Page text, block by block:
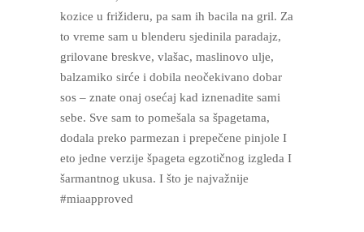
kozice u frižideru, pa sam ih bacila na gril. Za
to vreme sam u blenderu sjedinila paradajz,
grilovane breskve, vlašac, maslinovo ulje,
balzamiko sirće i dobila neočekivano dobar
sos – znate onaj osećaj kad iznenadite sami
sebe. Sve sam to pomešala sa špagetama,
dodala preko parmezan i prepečene pinjole I
eto jedne verzije špageta egzotičnog izgleda I
šarmantnog ukusa. I što je najvažnije
#miaapproved